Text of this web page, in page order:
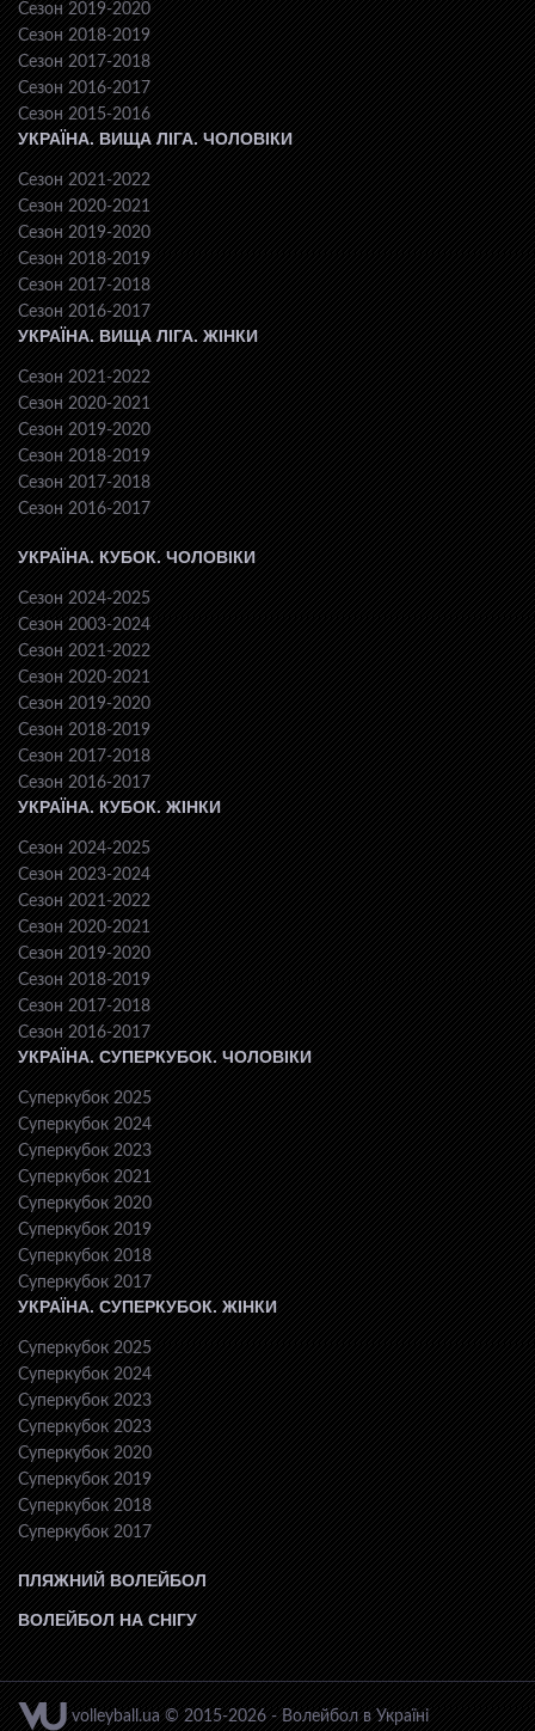
Сезон 2019-2020
Сезон 2018-2019
Сезон 2017-2018
Сезон 2016-2017
Сезон 2015-2016
УКРАЇНА. ВИЩА ЛІГА. ЧОЛОВІКИ
Сезон 2021-2022
Сезон 2020-2021
Сезон 2019-2020
Сезон 2018-2019
Сезон 2017-2018
Сезон 2016-2017
УКРАЇНА. ВИЩА ЛІГА. ЖІНКИ
Сезон 2021-2022
Сезон 2020-2021
Сезон 2019-2020
Сезон 2018-2019
Сезон 2017-2018
Сезон 2016-2017
УКРАЇНА. КУБОК. ЧОЛОВІКИ
Сезон 2024-2025
Сезон 2003-2024
Сезон 2021-2022
Сезон 2020-2021
Сезон 2019-2020
Сезон 2018-2019
Сезон 2017-2018
Сезон 2016-2017
УКРАЇНА. КУБОК. ЖІНКИ
Сезон 2024-2025
Сезон 2023-2024
Сезон 2021-2022
Сезон 2020-2021
Сезон 2019-2020
Сезон 2018-2019
Сезон 2017-2018
Сезон 2016-2017
УКРАЇНА. СУПЕРКУБОК. ЧОЛОВІКИ
Суперкубок 2025
Суперкубок 2024
Суперкубок 2023
Суперкубок 2021
Суперкубок 2020
Суперкубок 2019
Суперкубок 2018
Суперкубок 2017
УКРАЇНА. СУПЕРКУБОК. ЖІНКИ
Суперкубок 2025
Суперкубок 2024
Суперкубок 2023
Суперкубок 2023
Суперкубок 2020
Суперкубок 2019
Суперкубок 2018
Суперкубок 2017
ПЛЯЖНИЙ ВОЛЕЙБОЛ
ВОЛЕЙБОЛ НА СНІГУ
volleyball.ua © 2015-2026 - Волейбол в Україні